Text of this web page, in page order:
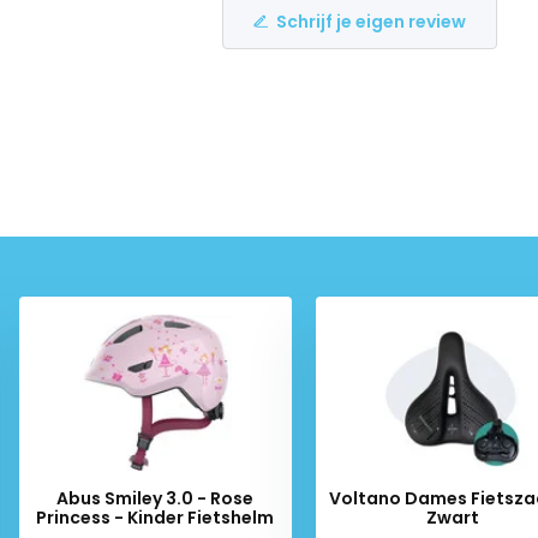
Schrijf je eigen review
Abus Smiley 3.0 - Rose
Princess - Kinder Fietshelm
Voltano Dames
Zwart